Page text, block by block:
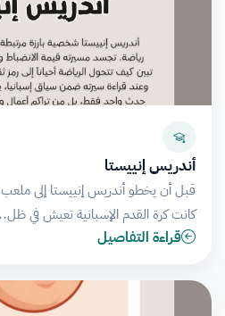
أندريس إنييستا
قبل أن يخطو أندريس إنييستا إلى
كانت كرة القدم الإسبانية تعيش في
قراءة التفاصيل